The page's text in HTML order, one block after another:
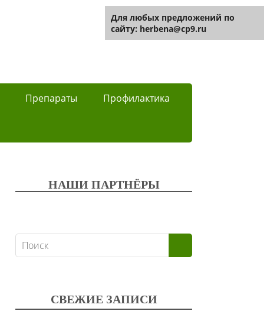
Препараты Профилактика
НАШИ ПАРТНЁРЫ
СВЕЖИЕ ЗАПИСИ
Для любых предложений по
сайту: herbena@cp9.ru